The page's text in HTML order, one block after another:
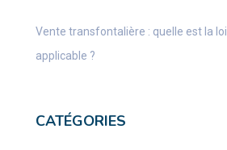
Vente transfontalière : quelle est la loi
applicable ?
CATÉGORIES